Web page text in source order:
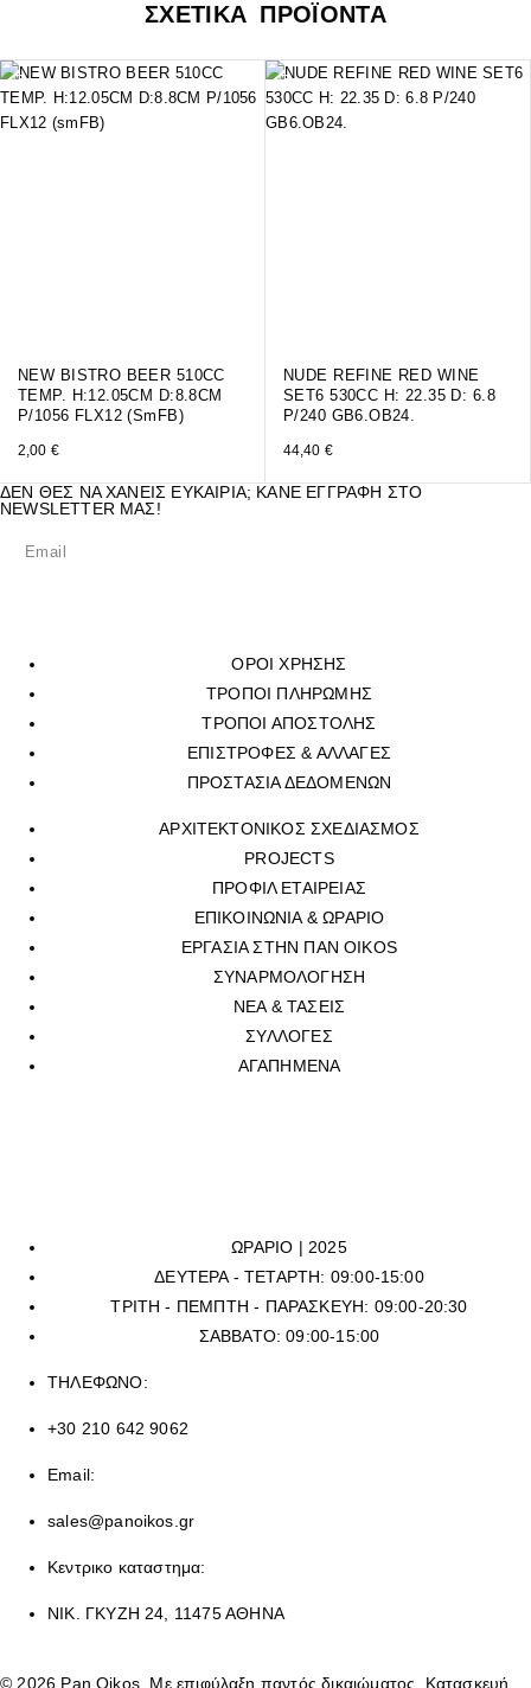
ΣΧΕΤΙΚΑ ΠΡΟΪΟΝΤΑ
NEW BISTRO BEER 510CC
TEMP. H:12.05CM D:8.8CM
P/1056 FLX12 (smFB)
2,00 €
NUDE REFINE RED WINE
SET6 530CC H: 22.35 D: 6.8
P/240 GB6.OB24.
44,40 €
ΔΕΝ ΘΕΣ ΝΑ ΧΑΝΕΙΣ ΕΥΚΑΙΡΙΑ; ΚΑΝΕ ΕΓΓΡΑΦΗ ΣΤΟ
NEWSLETTER ΜΑΣ!
ΟΡΟΙ ΧΡΗΣΗΣ
ΤΡΟΠΟΙ ΠΛΗΡΩΜΗΣ
ΤΡΟΠΟΙ ΑΠΟΣΤΟΛΗΣ
ΕΠΙΣΤΡΟΦΕΣ & ΑΛΛΑΓΕΣ
ΠΡΟΣΤΑΣΙΑ ΔΕΔΟΜΕΝΩΝ
ΑΡΧΙΤΕΚΤΟΝΙΚΟΣ ΣΧΕΔΙΑΣΜΟΣ
PROJECTS
ΠΡΟΦΙΛ ΕΤΑΙΡΕΙΑΣ
ΕΠΙΚΟΙΝΩΝΙΑ & ΩΡΑΡΙΟ
ΕΡΓΑΣΙΑ ΣΤΗΝ ΠΑΝ OIKOS
ΣΥΝΑΡΜΟΛΟΓΗΣΗ
ΝΕΑ & ΤΑΣΕΙΣ
ΣΥΛΛΟΓΕΣ
ΑΓΑΠΗΜΕΝΑ
ΩΡΑΡΙΟ | 2025
ΔΕΥΤΕΡΑ - ΤΕΤΑΡΤΗ: 09:00-15:00
ΤΡΙΤΗ - ΠΕΜΠΤΗ - ΠΑΡΑΣΚΕΥΗ: 09:00-20:30
ΣΑΒΒΑΤΟ: 09:00-15:00
ΤΗΛΕΦΩΝΟ:
+30 210 642 9062
Email:
sales@panoikos.gr
Κεντρικο καταστημα:
ΝΙΚ. ΓΚΥΖΗ 24, 11475 ΑΘΗΝΑ
© 2026 Pan Oikos. Με επιφύλαξη παντός δικαιώματος. Κατασκευή